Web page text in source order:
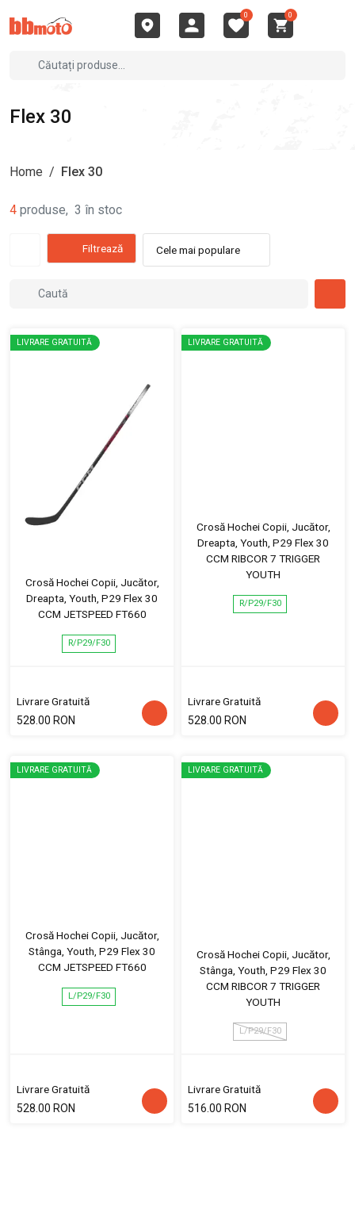
0 0
Flex 30
Home / Flex 30
4 produse, 3 în stoc
Filtrează Cele mai populare
LIVRARE GRATUITĂ
Crosă Hochei Copii, Jucător,
Dreapta, Youth, P29 Flex 30
CCM JETSPEED FT660
R/P29/F30
Livrare Gratuită
528.00 RON
LIVRARE GRATUITĂ
Crosă Hochei Copii, Jucător,
Dreapta, Youth, P29 Flex 30
CCM RIBCOR 7 TRIGGER
YOUTH
R/P29/F30
Livrare Gratuită
528.00 RON
LIVRARE GRATUITĂ
Crosă Hochei Copii, Jucător,
Stânga, Youth, P29 Flex 30
CCM JETSPEED FT660
L/P29/F30
Livrare Gratuită
528.00 RON
LIVRARE GRATUITĂ
Crosă Hochei Copii, Jucător,
Stânga, Youth, P29 Flex 30
CCM RIBCOR 7 TRIGGER
YOUTH
L/P29/F30
Livrare Gratuită
516.00 RON